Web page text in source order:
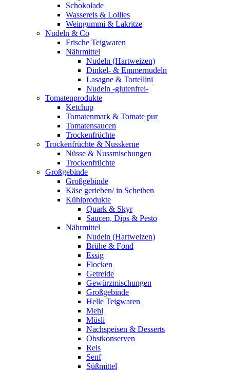
Schokolade
Wassereis & Lollies
Weingummi & Lakritze
Nudeln & Co
Frische Teigwaren
Nährmittel
Nudeln (Hartweizen)
Dinkel- & Emmernudeln
Lasagne & Tortellini
Nudeln -glutenfrei-
Tomatenprodukte
Ketchup
Tomatenmark & Tomate pur
Tomatensaucen
Trockenfrüchte
Trockenfrüchte & Nusskerne
Nüsse & Nussmischungen
Trockenfrüchte
Großgebinde
Großgebinde
Käse gerieben/ in Scheiben
Kühlprodukte
Quark & Skyr
Saucen, Dips & Pesto
Nährmittel
Nudeln (Hartweizen)
Brühe & Fond
Essig
Flocken
Getreide
Gewürzmischungen
Großgebinde
Helle Teigwaren
Mehl
Müsli
Nachspeisen & Desserts
Obstkonserven
Reis
Senf
Süßmittel